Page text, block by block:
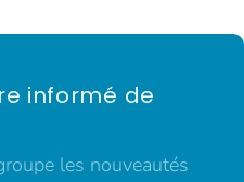
informé de
les nouveautés